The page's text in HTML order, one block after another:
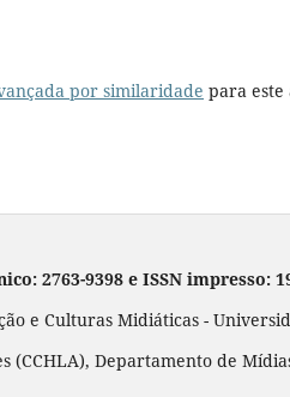
por similaridade para este
2763-9398 e ISSN impresso:
e Culturas Midiáticas -
(CCHLA), Departamento de